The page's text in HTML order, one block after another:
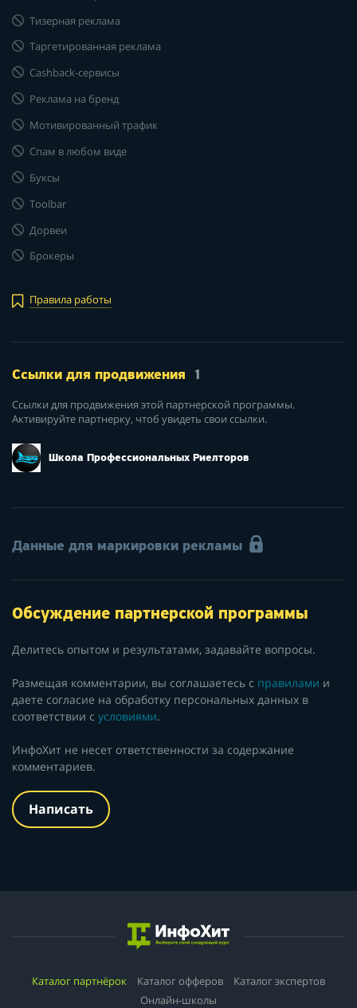
Тизерная реклама
Таргетированная реклама
Cashback-сервисы
Реклама на бренд
Мотивированный трафик
Спам в любом виде
Буксы
Toolbar
Дорвеи
Брокеры
Правила работы
Ссылки для продвижения 1
Ссылки для продвижения этой партнерской программы.
Активируйте партнерку, чтоб увидеть свои ссылки.
Школа Профессиональных Риелторов
Данные для маркировки рекламы
Обсуждение партнерской программы
Делитесь опытом и результатами, задавайте вопросы.
Размещая комментарии, вы соглашаетесь с правилами и
даете согласие на обработку персональных данных в
соответствии с условиями.
ИнфоХит не несет ответственности за содержание
комментариев.
Написать
Каталог партнёрок Каталог офферов
Каталог экспертов
Онлайн-школы